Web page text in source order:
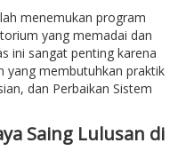
menemukan program
yang memadai dan
ini sangat penting karena
yang membutuhkan praktik
dan Perbaikan Sistem
Saing Lulusan di